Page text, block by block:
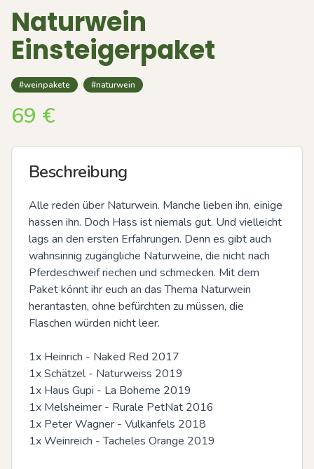
Naturwein
Einsteigerpaket
#weinpakete #naturwein
69 €
Beschreibung
Alle reden über Naturwein. Manche lieben ihn, einige
hassen ihn. Doch Hass ist niemals gut. Und vielleicht
lags an den ersten Erfahrungen. Denn es gibt auch
wahnsinnig zugängliche Naturweine, die nicht nach
Pferdeschweif riechen und schmecken. Mit dem
Paket könnt ihr euch an das Thema Naturwein
herantasten, ohne befürchten zu müssen, die
Flaschen würden nicht leer.
1x Heinrich - Naked Red 2017
1x Schätzel - Naturweiss 2019
1x Haus Gupi - La Boheme 2019
1x Melsheimer - Rurale PetNat 2016
1x Peter Wagner - Vulkanfels 2018
1x Weinreich - Tacheles Orange 2019